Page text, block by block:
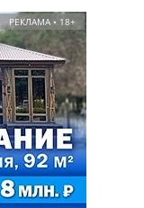
РЕКЛАМА • 18+